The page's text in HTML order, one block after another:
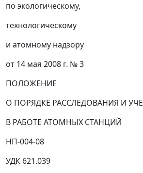
по экологическому,
технологическому
и атомному надзору
от 14 мая 2008 г. № 3
ПОЛОЖЕНИЕ
О ПОРЯДКЕ РАССЛЕДОВАНИЯ И
В РАБОТЕ АТОМНЫХ СТАНЦИЙ
НП-004-08
УДК 621.039